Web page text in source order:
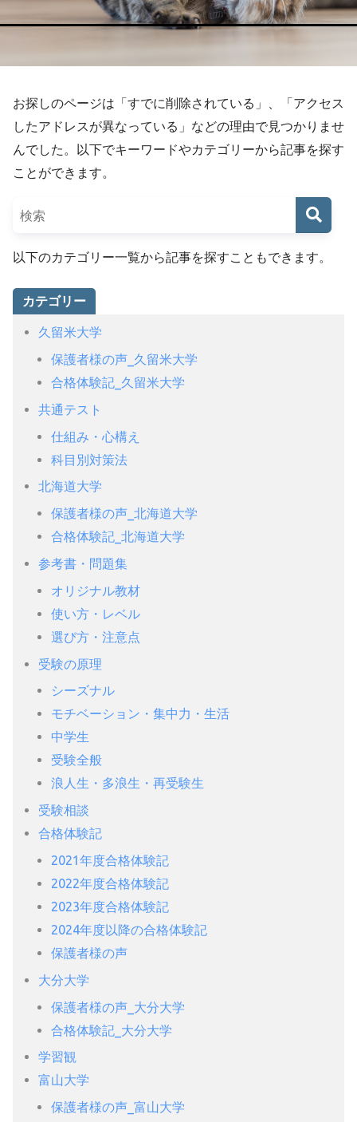
お探しのページは「すでに削除されている」、「アクセス
したアドレスが異なっている」などの理由で見つかりませ
んでした。以下でキーワードやカテゴリーから記事を探す
ことができます。
以下のカテゴリー一覧から記事を探すこともできます。
カテゴリー
久留米大学
保護者様の声_久留米大学
合格体験記_久留米大学
共通テスト
仕組み・心構え
科目別対策法
北海道大学
保護者様の声_北海道大学
合格体験記_北海道大学
参考書・問題集
オリジナル教材
使い方・レベル
選び方・注意点
受験の原理
シーズナル
モチベーション・集中力・生活
中学生
受験全般
浪人生・多浪生・再受験生
受験相談
合格体験記
2021年度合格体験記
2022年度合格体験記
2023年度合格体験記
2024年度以降の合格体験記
保護者様の声
大分大学
保護者様の声_大分大学
合格体験記_大分大学
学習観
富山大学
保護者様の声_富山大学